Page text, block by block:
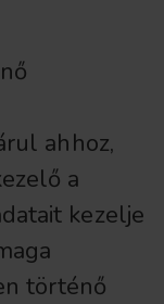
ahhoz,
a
kezelje
történő